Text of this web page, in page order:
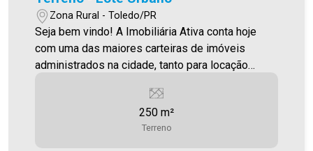
Zona Rural - Toledo/PR
Seja bem vindo! A Imobiliária Ativa conta hoje
com uma das maiores carteiras de imóveis
administrados na cidade, tanto para locação
Aproveite essa oportunidade! Imobiliária Ativa,
250 m²
Terreno